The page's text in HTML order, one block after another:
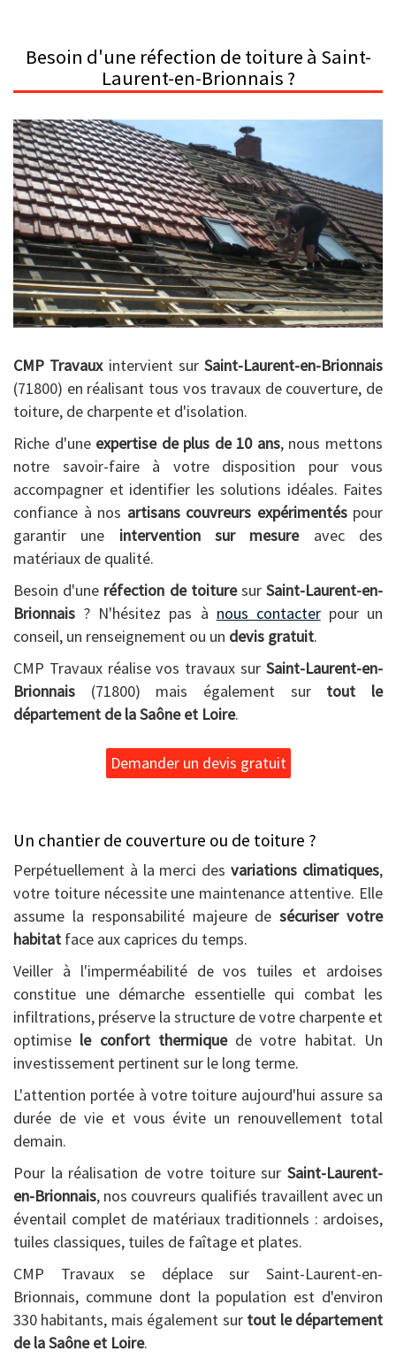
Besoin d'une réfection de toiture à Saint-
Laurent-en-Brionnais ?
CMP Travauxintervient sur Saint-Laurent-en-Brionnais
(71800) en réalisant tous vos travaux de couverture, de
toiture, de charpente et d'isolation.
Riche d'une expertise de plus de 10 ans, nous mettons
notre savoir-faire à votre disposition pour vous
accompagner et identifier les solutions idéales. Faites
confiance à nos artisans couvreurs expérimentéspour
garantir une intervention sur mesureavec des
matériaux de qualité.
Besoin d'une réfection de toituresurSaint-Laurent-en-
Brionnais ? N'hésitez pas à nous contacterpour un
conseil, un renseignement ou un devis gratuit.
CMP Travaux réalise vos travaux sur Saint-Laurent-en-
Brionnais (71800) mais également sur tout le
département de la Saône et Loire.
Demander un devis gratuit
Un chantier de couverture ou de toiture ?
Perpétuellement à la merci desvariations climatiques,
votre toiture nécessite une maintenance attentive. Elle
assume la responsabilité majeure desécuriser votre
habitat face aux caprices du temps.
Veiller à l'imperméabilité de vos tuiles et ardoises
constitue une démarche essentielle qui combat les
infiltrations, préserve la structure de votre charpente et
optimise le confort thermiquede votre habitat. Un
investissement pertinent sur le long terme.
L'attention portée à votre toiture aujourd'hui assure sa
durée de vie et vous évite un renouvellement total
demain.
Pour la réalisation de votre toiture sur Saint-Laurent-
en-Brionnais, nos couvreurs qualifiés travaillent avec un
éventail complet de matériaux traditionnels : ardoises,
tuiles classiques, tuiles de faîtage et plates.
CMP Travaux se déplace sur Saint-Laurent-en-
Brionnais, commune dont la population est d'environ
330 habitants, mais également sur tout le département
de la Saône et Loire.